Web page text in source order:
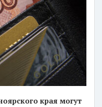
края могут